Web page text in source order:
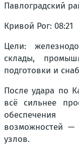
Павлоградский
Кривой Рог: 08:21
Цели:
склады,
подготовки и
После удара по
всё сильнее
обеспечения
возможностей —
узлов.